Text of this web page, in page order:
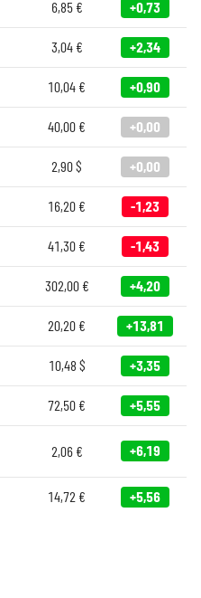
6,85€ +0,73
3,04€ +2,34
10,04 € +0,90
40,00 € +0,00
2,90$ +0,00
16,20 € -1,23
41,30 € -1,43
302,00€ +4,20
20,20 € +13,81
10,48 $ +3,35
72,50 € +5,55
2,06€ +6,19
14,72 € +5,56